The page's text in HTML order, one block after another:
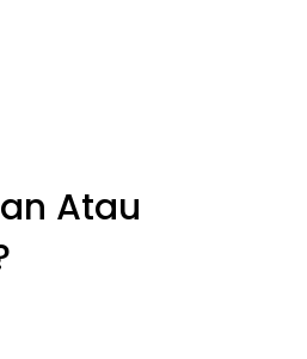
Atau